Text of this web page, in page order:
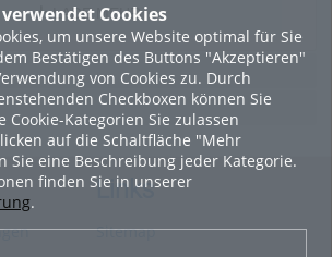
Cookies
um unsere Website optimal für Sie
Bestätigen des Buttons "Akzeptieren"
von Cookies zu. Durch
Checkboxen können Sie
Cookie-Kategorien Sie zulassen
auf die Schaltfläche "Mehr
Sie eine Beschreibung jeder Kategorie.
finden Sie in unserer
.
LADE MEHR
Links
Sitemap